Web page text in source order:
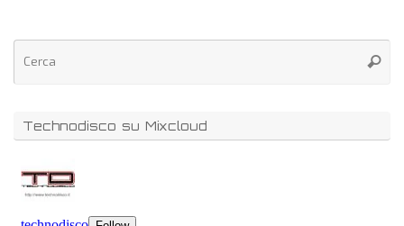
Technodisco su Mixcloud